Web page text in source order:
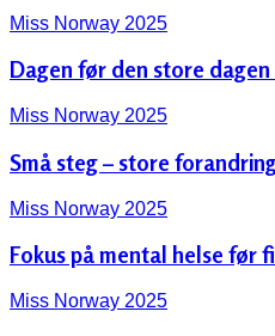
Miss Norway 2025
Dagen før den store dagen
Miss Norway 2025
Små steg – store
Miss Norway 2025
Fokus på mental helse før
Miss Norway 2025